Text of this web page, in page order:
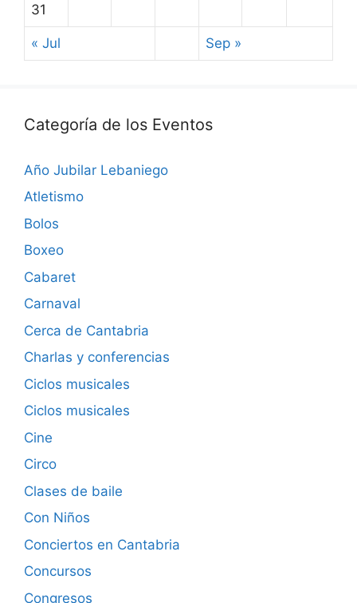
31
« Jul Sep »
Categoría de los Eventos
Año Jubilar Lebaniego
Atletismo
Bolos
Boxeo
Cabaret
Carnaval
Cerca de Cantabria
Charlas y conferencias
Ciclos musicales
Ciclos musicales
Cine
Circo
Clases de baile
Con Niños
Conciertos en Cantabria
Concursos
Congresos